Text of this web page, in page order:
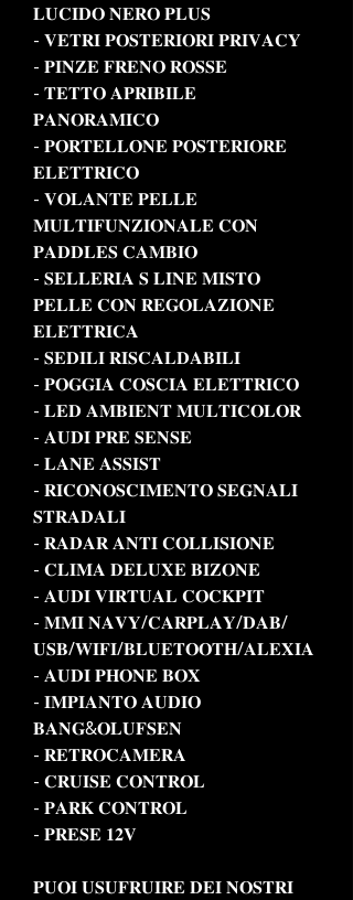
𝐋𝐔𝐂𝐈𝐃𝐎 𝐍𝐄𝐑𝐎 𝐏𝐋𝐔𝐒
- 𝐕𝐄𝐓𝐑𝐈 𝐏𝐎𝐒𝐓𝐄𝐑𝐈𝐎𝐑𝐈 𝐏𝐑𝐈𝐕𝐀𝐂𝐘
- 𝐏𝐈𝐍𝐙𝐄 𝐅𝐑𝐄𝐍𝐎 𝐑𝐎𝐒𝐒𝐄
- 𝐓𝐄𝐓𝐓𝐎 𝐀𝐏𝐑𝐈𝐁𝐈𝐋𝐄
𝐏𝐀𝐍𝐎𝐑𝐀𝐌𝐈𝐂𝐎
- 𝐏𝐎𝐑𝐓𝐄𝐋𝐋𝐎𝐍𝐄 𝐏𝐎𝐒𝐓𝐄𝐑𝐈𝐎𝐑𝐄
𝐄𝐋𝐄𝐓𝐓𝐑𝐈𝐂𝐎
- 𝐕𝐎𝐋𝐀𝐍𝐓𝐄 𝐏𝐄𝐋𝐋𝐄
𝐌𝐔𝐋𝐓𝐈𝐅𝐔𝐍𝐙𝐈𝐎𝐍𝐀𝐋𝐄 𝐂𝐎𝐍
𝐏𝐀𝐃𝐃𝐋𝐄𝐒 𝐂𝐀𝐌𝐁𝐈𝐎
- 𝐒𝐄𝐋𝐋𝐄𝐑𝐈𝐀 𝐒 𝐋𝐈𝐍𝐄 𝐌𝐈𝐒𝐓𝐎
𝐏𝐄𝐋𝐋𝐄 𝐂𝐎𝐍 𝐑𝐄𝐆𝐎𝐋𝐀𝐙𝐈𝐎𝐍𝐄
𝐄𝐋𝐄𝐓𝐓𝐑𝐈𝐂𝐀
- 𝐒𝐄𝐃𝐈𝐋𝐈 𝐑𝐈𝐒𝐂𝐀𝐋𝐃𝐀𝐁𝐈𝐋𝐈
- 𝐏𝐎𝐆𝐆𝐈𝐀 𝐂𝐎𝐒𝐂𝐈𝐀 𝐄𝐋𝐄𝐓𝐓𝐑𝐈𝐂𝐎
- 𝐋𝐄𝐃 𝐀𝐌𝐁𝐈𝐄𝐍𝐓 𝐌𝐔𝐋𝐓𝐈𝐂𝐎𝐋𝐎𝐑
- 𝐀𝐔𝐃𝐈 𝐏𝐑𝐄 𝐒𝐄𝐍𝐒𝐄
- 𝐋𝐀𝐍𝐄 𝐀𝐒𝐒𝐈𝐒𝐓
- 𝐑𝐈𝐂𝐎𝐍𝐎𝐒𝐂𝐈𝐌𝐄𝐍𝐓𝐎 𝐒𝐄𝐆𝐍𝐀𝐋𝐈
𝐒𝐓𝐑𝐀𝐃𝐀𝐋𝐈
- 𝐑𝐀𝐃𝐀𝐑 𝐀𝐍𝐓𝐈 𝐂𝐎𝐋𝐋𝐈𝐒𝐈𝐎𝐍𝐄
- 𝐂𝐋𝐈𝐌𝐀 𝐃𝐄𝐋𝐔𝐗𝐄 𝐁𝐈𝐙𝐎𝐍𝐄
- 𝐀𝐔𝐃𝐈 𝐕𝐈𝐑𝐓𝐔𝐀𝐋 𝐂𝐎𝐂𝐊𝐏𝐈𝐓
- 𝐌𝐌𝐈 𝐍𝐀𝐕𝐘/𝐂𝐀𝐑𝐏𝐋𝐀𝐘/𝐃𝐀𝐁/
𝐔𝐒𝐁/𝐖𝐈𝐅𝐈/𝐁𝐋𝐔𝐄𝐓𝐎𝐎𝐓𝐇/𝐀𝐋𝐄𝐗𝐈𝐀
- 𝐀𝐔𝐃𝐈 𝐏𝐇𝐎𝐍𝐄 𝐁𝐎𝐗
- 𝐈𝐌𝐏𝐈𝐀𝐍𝐓𝐎 𝐀𝐔𝐃𝐈𝐎
𝐁𝐀𝐍𝐆&𝐎𝐋𝐔𝐅𝐒𝐄𝐍
- 𝐑𝐄𝐓𝐑𝐎𝐂𝐀𝐌𝐄𝐑𝐀
- 𝐂𝐑𝐔𝐈𝐒𝐄 𝐂𝐎𝐍𝐓𝐑𝐎𝐋
- 𝐏𝐀𝐑𝐊 𝐂𝐎𝐍𝐓𝐑𝐎𝐋
- 𝐏𝐑𝐄𝐒𝐄 𝟏𝟐𝐕
𝐏𝐔𝐎𝐈 𝐔𝐒𝐔𝐅𝐑𝐔𝐈𝐑𝐄 𝐃𝐄𝐈 𝐍𝐎𝐒𝐓𝐑𝐈